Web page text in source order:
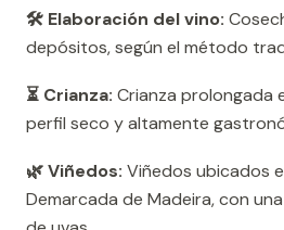
🛠️ Elaboración del vino:
depósitos, según el método
⏳ Crianza: Crianza prolongada
perfil seco y altamente
🌿 Viñedos: Viñedos ubicados
Demarcada de Madeira, con